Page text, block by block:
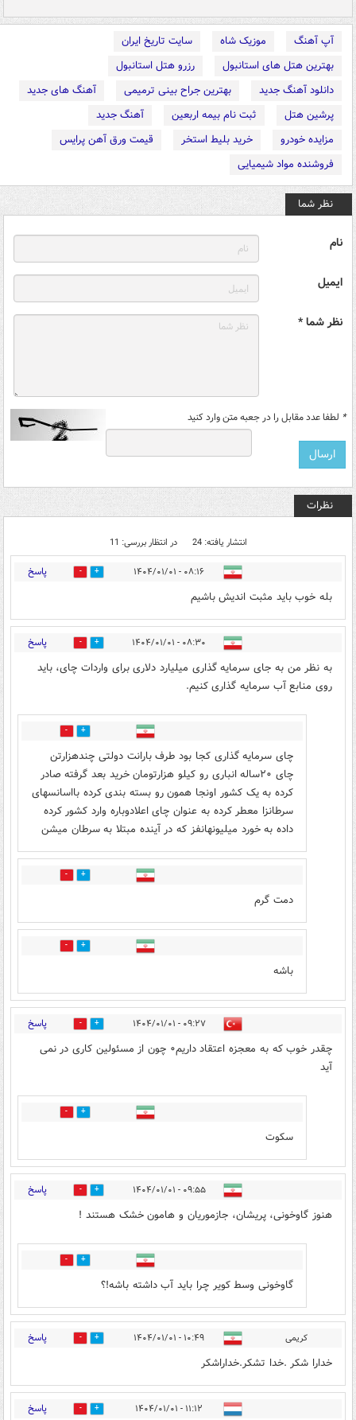
آپ آهنگ موزیک شاه
سایت تاریخ ایران
بهترین هتل های استانبول
رزرو هتل استانبول
دانلود آهنگ جدید
بهترین جراح بینی ترمیمی
آهنگ های جدید
پرشین هتل
ثبت نام بیمه اربعین
آهنگ جدید
مزایده خودرو
خرید بلیط استخر
قیمت ورق آهن پرایس
فروشنده مواد شیمیایی
نظر شما
نام
ایمیل
نظر شما *
* لطفا عدد مقابل را در جعبه متن وارد کنید
نظرات
انتشار یافته: 24 در انتظار بررسی: 11
۰۸:۱۶ - ۱۴۰۴/۰۱/۰۱ 6 پاسخ
بله خوب باید مثبت اندیش باشیم
۰۸:۳۰ - ۱۴۰۴/۰۱/۰۱ 28 پاسخ
به نظر من به جای سرمایه گذاری میلیارد دلاری برای واردات چای، باید
روی منابع آب سرمایه گذاری کنیم.
20
چای سرمایه گذاری کجا بود طرف بارانت دولتی چندهزارتن
چای ۲۰ساله انباری رو کیلو هزارتومان خرید بعد گرفته صادر
کرده به یک کشور اونجا همون رو بسته بندی کرده بااسانسهای
سرطانزا معطر کرده به عنوان چای اعلادوباره وارد کشور کرده
داده به خورد میلیونهانفز که در آینده مبتلا به سرطان میشن
1
دمت گرم
0
باشه
۰۹:۲۷ - ۱۴۰۴/۰۱/۰۱ 27 پاسخ
چقدر خوب که به معجزه اعتقاد داریم۰ چون از مسئولین کاری در نمی
آید
6
سکوت
۰۹:۵۵ - ۱۴۰۴/۰۱/۰۱ 10 پاسخ
هنوز گاوخونی، پریشان، جازموریان و هامون خشک هستند !
0
گاوخونی وسط کویر چرا باید آب داشته باشه!؟
کریمی ۱۰:۴۹ - ۱۴۰۴/۰۱/۰۱ 10 پاسخ
خدارا شکر .خدا تشکر.خداراشکر
۱۱:۱۲ - ۱۴۰۴/۰۱/۰۱ 13 پاسخ